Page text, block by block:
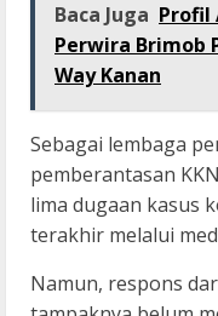
Baca Juga Profil
Perwira Brimob
Way Kanan
Sebagai lembaga
pemberantasan
lima dugaan kasus
terakhir melalui
Namun, respons